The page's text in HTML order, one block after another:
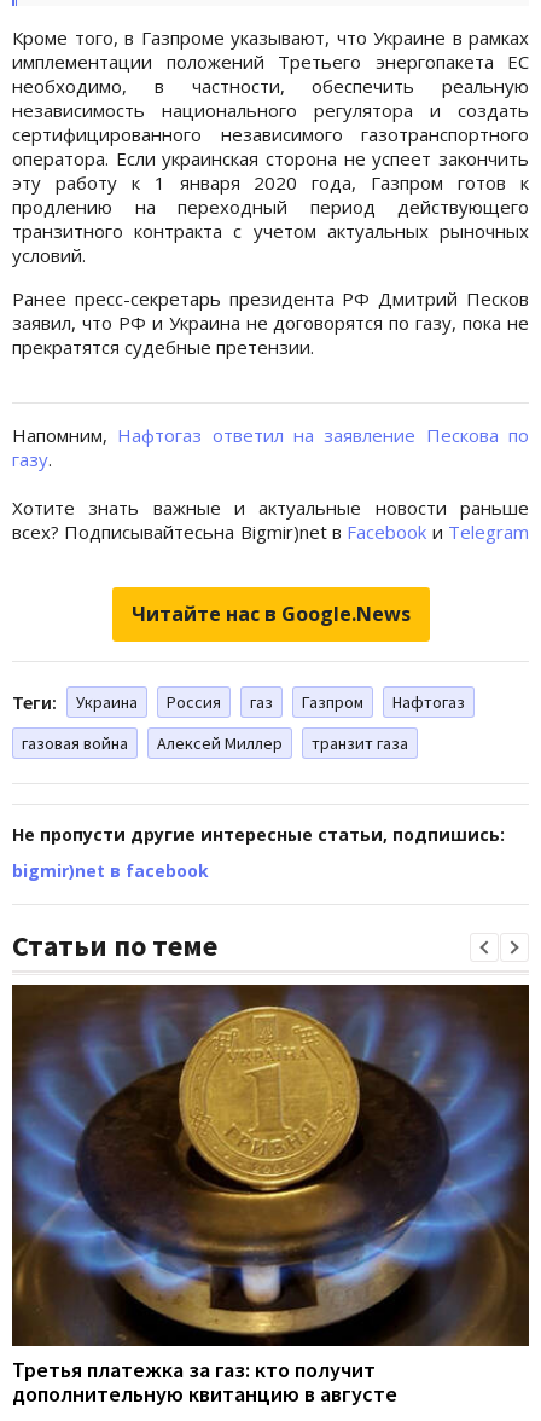
Кроме того, в Газпроме указывают, что Украине в рамках
имплементации положений Третьего энергопакета ЕС
необходимо, в частности, обеспечить реальную
независимость национального регулятора и создать
сертифицированного независимого газотранспортного
оператора. Если украинская сторона не успеет закончить
эту работу к 1 января 2020 года, Газпром готов к
продлению на переходный период действующего
транзитного контракта с учетом актуальных рыночных
условий.
Ранее пресс-секретарь президента РФ Дмитрий Песков
заявил, что РФ и Украина не договорятся по газу, пока не
прекратятся судебные претензии.
Напомним, Нафтогаз ответил на заявление Пескова по
газу.
Хотите знать важные и актуальные новости раньше
всех? Подписывайтесьна Bigmir)net в Facebook и Telegram
Читайте нас в Google.News
Теги: Украина Россия газ Газпром
Нафтогаз
газовая война
Алексей Миллер транзит газа
Не пропусти другие интересные статьи, подпишись:
bigmir)net в facebook
Статьи по теме
Третья платежка за газ: кто получит
дополнительную квитанцию в августе